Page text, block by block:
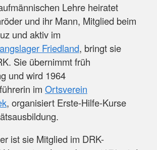
Lehre heiratet
und ihr Mann, Mitglied beim
und aktiv im
Friedland, bringt sie
Sie übernimmt früh
und wird 1964
im Ortsverein
, organisiert Erste-Hilfe-Kurse
ist sie Mitglied im DRK-